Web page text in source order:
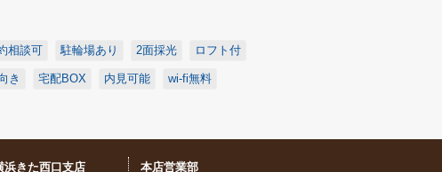
相談可 駐輪場あり 2面採光 ロフト付
き 宅配BOX 内見可能 wi-fi無料
浜きた西口支店 本店営業部